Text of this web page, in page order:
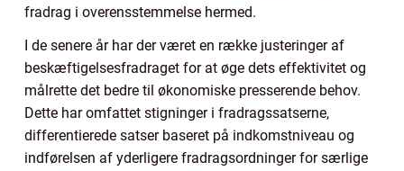
fradrag i overensstemmelse hermed.
I de senere år har der været en række justeringer af
beskæftigelsesfradraget for at øge dets effektivitet og
målrette det bedre til økonomiske presserende behov.
Dette har omfattet stigninger i fradragssatserne,
differentierede satser baseret på indkomstniveau og
indførelsen af yderligere fradragsordninger for særlige